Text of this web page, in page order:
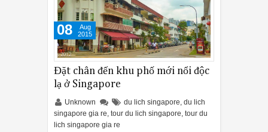
Đặt chân đến khu phố mới nổi độc
lạ ở Singapore
Unknown du lich singapore, du lich
singapore gia re, tour du lich singapore, tour du
lich singapore gia re
08
Aug
2015